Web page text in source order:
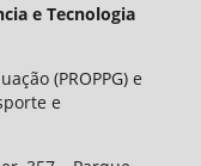
e Tecnologia
(PROPPG) e
e